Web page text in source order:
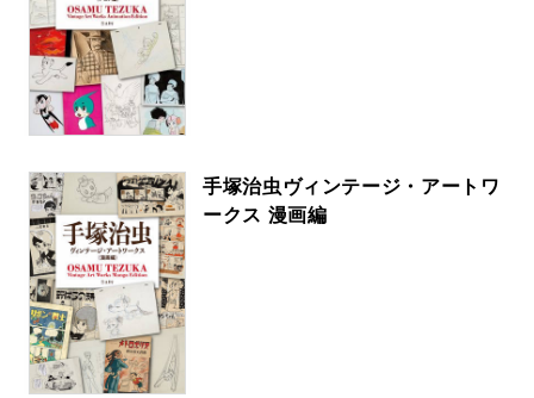
手塚治虫ヴィンテージ・アートワ
ークス 漫画編